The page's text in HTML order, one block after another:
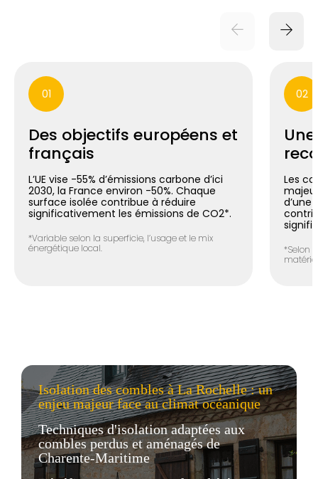
01
Des objectifs européens et
français
L’UE vise -55% d’émissions carbone d’ici
2030, la France environ -50%. Chaque
surface isolée contribue à réduire
significativement les émissions de CO2*.
*Variable selon la superficie, l’usage et le mix
énergétique local.
02
Les
d’une
*Selon
Isolation des combles à La Rochelle : un
enjeu majeur face au climat océanique
Techniques d'isolation adaptées aux
combles perdus et aménagés de
Charente-Maritime